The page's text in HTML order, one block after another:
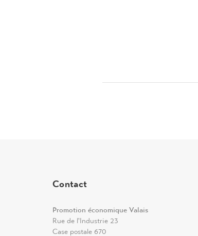
Contact
Promotion économique Valais
Rue de l'Industrie 23
Case postale 670